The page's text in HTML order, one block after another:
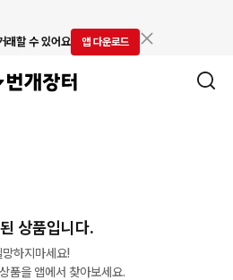
래할 수 있어요 앱 다운로드
상품입니다.
망하지마세요!
품을 앱에서 찾아보세요.